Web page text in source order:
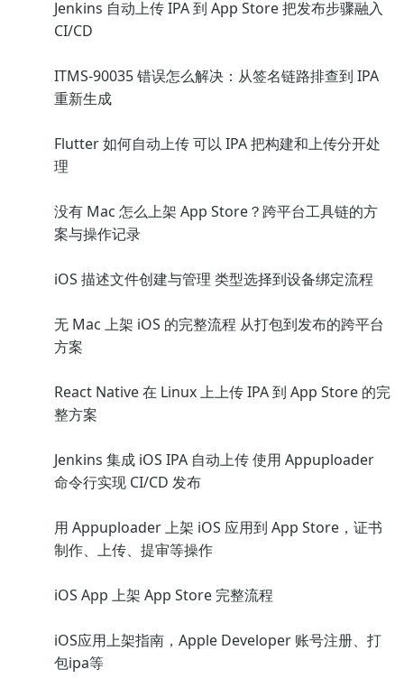
Jenkins 自动上传 IPA 到 App Store 把发布步骤融入
CI/CD
ITMS-90035 错误怎么解决：从签名链路排查到 IPA
重新生成
Flutter 如何自动上传 可以 IPA 把构建和上传分开处
理
没有 Mac 怎么上架 App Store？跨平台工具链的方
案与操作记录
iOS 描述文件创建与管理 类型选择到设备绑定流程
无 Mac 上架 iOS 的完整流程 从打包到发布的跨平台
方案
React Native 在 Linux 上上传 IPA 到 App Store 的完
整方案
Jenkins 集成 iOS IPA 自动上传 使用 Appuploader
命令行实现 CI/CD 发布
用 Appuploader 上架 iOS 应用到 App Store，证书
制作、上传、提审等操作
iOS App 上架 App Store 完整流程
iOS应用上架指南，Apple Developer 账号注册、打
包ipa等